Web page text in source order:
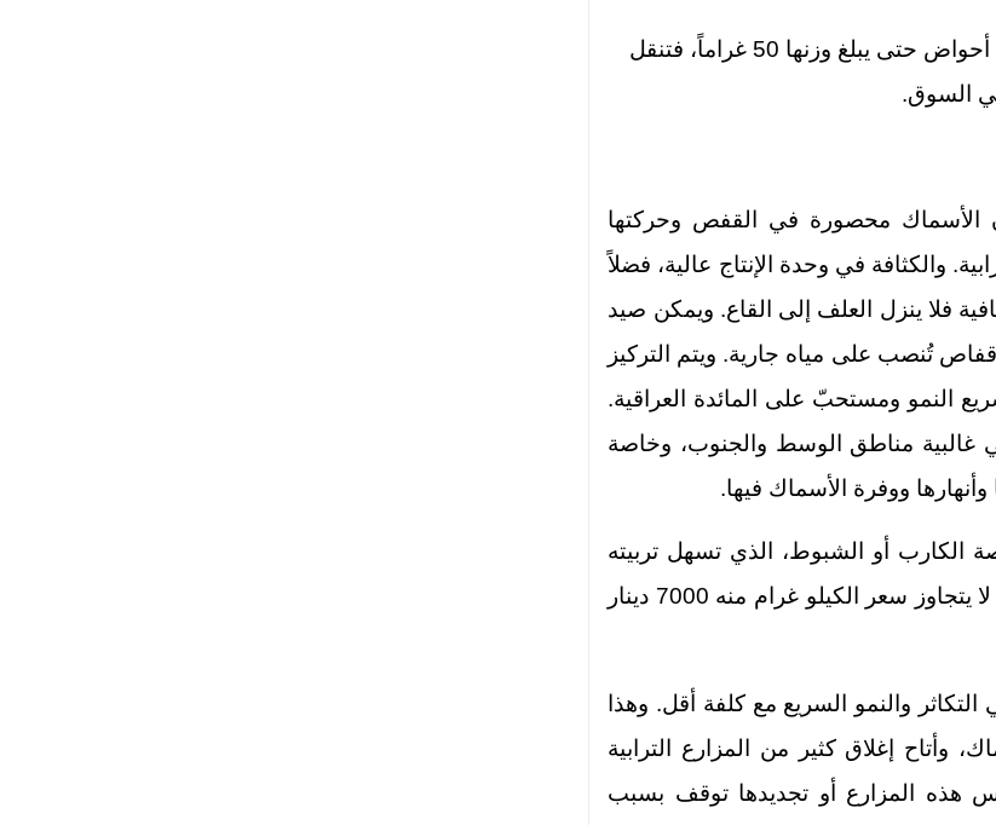
يتم إنتاج «إصبعيات» الأسماك في المفاقس، وتربى في أحواض حتى يبلغ وزنها 50 غراماً، فتنقل
السوق.
أن الأسماك محصورة في القفص وحركتها
والكثافة في وحدة الإنتاج عالية، فضلاً
فلا ينزل العلف إلى القاع. ويمكن صيد
تُنصب على مياه جارية. ويتم التركيز
النمو ومستحبّ على المائدة العراقية.
نجحت بنسبة 80 في المئة في غالبية مناطق الوسط والجنوب، وخاصة
ووفرة الأسماك فيها.
الكارب أو الشبوط، الذي تسهل تربيته
في الأقفاص العائمة، وهو لذيذ ومطلوب لرخص ثمنه إذ لا يتجاوز سعر الكيلو غرام منه 7000 دينار
والنمو السريع مع كلفة أقل. وهذا
وأتاح إغلاق كثير من المزارع الترابية
هذه المزارع أو تجديدها توقف بسبب